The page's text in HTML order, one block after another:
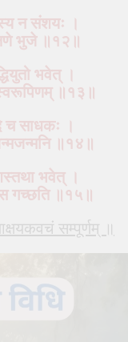
न संशयः ।
भुजे ॥१२॥
भवेत् ।
॥१३॥
च साधकः ।
॥१४॥
भवेत् ।
स गच्छति ॥१५॥
सम्पूर्णम् ॥